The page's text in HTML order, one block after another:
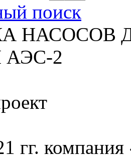
поиск
НАСОСОВ
2
гг.